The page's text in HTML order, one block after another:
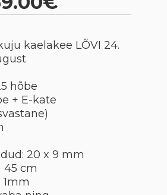
kaelakee LÕVI 24.
hõbe
+ E-kate
20 x 9 mm
45 cm
1mm